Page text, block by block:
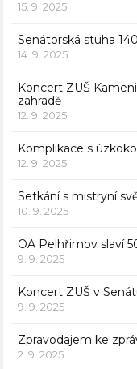
15. 9. 2025
Senátorská stuha
14. 9. 2025
Koncert ZUŠ
zahradě
12. 9. 2025
Komplikace s
12. 9. 2025
Setkání s mistryní
10. 9. 2025
OA Pelhřimov slaví
9. 9. 2025
Koncert ZUŠ v
9. 9. 2025
Zpravodajem ke
2. 9. 2025